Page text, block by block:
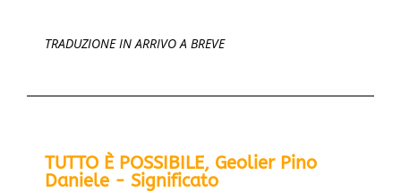
TRADUZIONE IN ARRIVO A BREVE
TUTTO È POSSIBILE, Geolier Pino
Daniele - Significato